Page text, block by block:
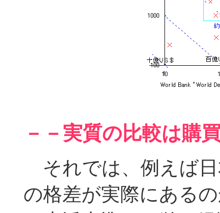
－－実質の比較は購
それでは、例えば日
の格差が実際にある